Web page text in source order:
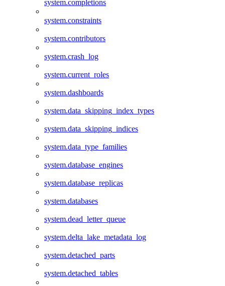
system.completions
system.constraints
system.contributors
system.crash_log
system.current_roles
system.dashboards
system.data_skipping_index_types
system.data_skipping_indices
system.data_type_families
system.database_engines
system.database_replicas
system.databases
system.dead_letter_queue
system.delta_lake_metadata_log
system.detached_parts
system.detached_tables